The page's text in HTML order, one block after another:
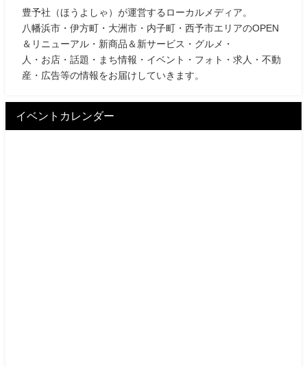
豊予社（ほうよしゃ）が運営するローカルメディア。
八幡浜市・伊方町・大洲市・内子町・西予市エリアのOPEN
＆リニューアル・新商品＆新サービス・グルメ・
人・お店・話題・まち情報・イベント・フォト・求人・不動
産・広告等の情報をお届けしていきます。
イベントカレンダー